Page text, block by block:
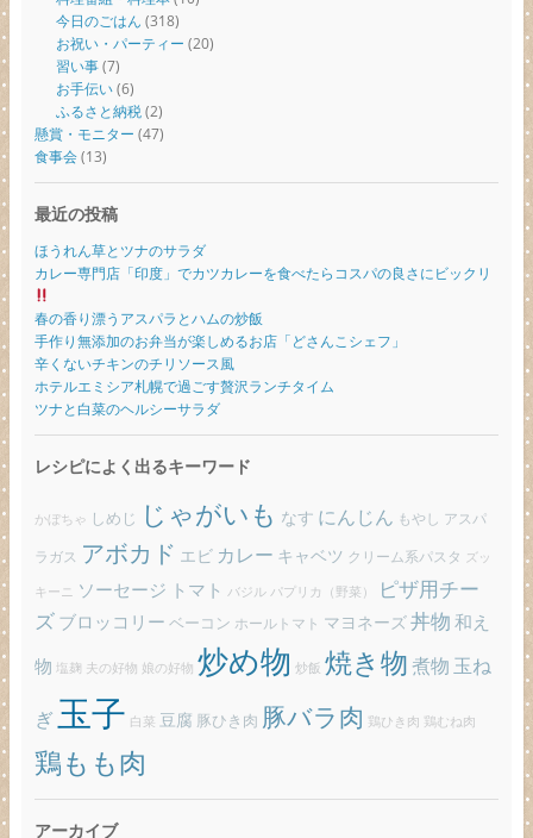
今日のごはん (318)
お祝い・パーティー (20)
習い事(7)
お手伝い(6)
ふるさと納税(2)
懸賞・モニター (47)
食事会(13)
最近の投稿
ほうれん草とツナのサラダ
カレー専門店「印度」でカツカレーを食べたらコスパの良さにビックリ
春の香り漂うアスパラとハムの炒飯
手作り無添加のお弁当が楽しめるお店「どさんこシェフ」
辛くないチキンのチリソース風
ホテルエミシア札幌で過ごす贅沢ランチタイム
ツナと白菜のヘルシーサラダ
レシピによく出るキーワード
かぼちゃ しめじ じゃがいも なす にんじん もやし アスパ
ラガス アボカド エビ カレー キャベツ クリーム系パスタ ズッ
キーニ ソーセージ トマト バジル パプリカ（野菜）
ピザ用チー
ズ ブロッコリー ベーコン ホールトマト マヨネーズ丼物 和え
物 塩麹 夫の好物 娘の好物 炒め物 炒飯 焼き物煮物 玉ね
ぎ玉子 白菜 豆腐 豚ひき肉 豚バラ肉 鶏ひき肉 鶏むね肉
鶏もも肉
アーカイブ